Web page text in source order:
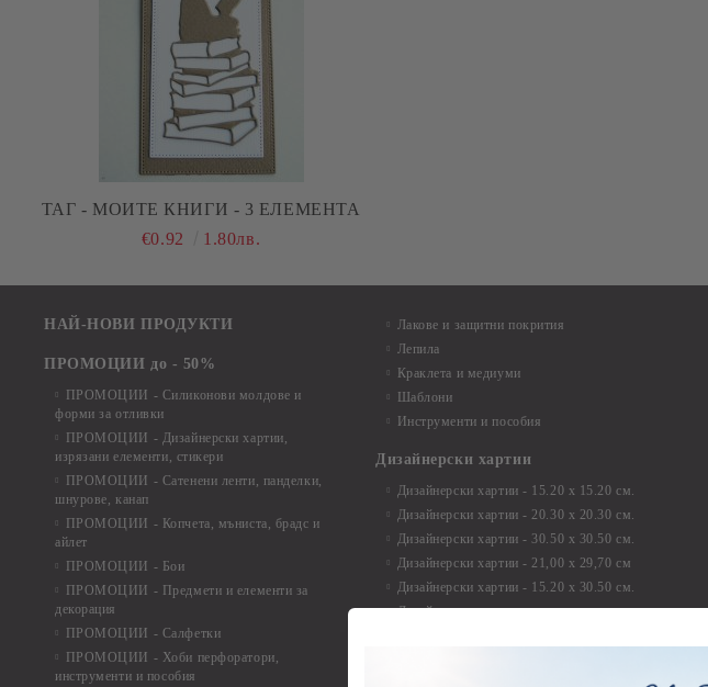
ТАГ - МОИТЕ КНИГИ - 3 ЕЛЕМЕНТА
€0.92
1.80лв.
НАЙ-НОВИ ПРОДУКТИ
ПРОМОЦИИ до - 50%
ПРОМОЦИИ - Силиконови молдове и
форми за отливки
ПРОМОЦИИ - Дизайнерски хартии,
изрязани елементи, стикери
ПРОМОЦИИ - Сатенени ленти, панделки,
шнурове, канап
ПРОМОЦИИ - Копчета, мъниста, брадс и
айлет
ПРОМОЦИИ - Бои
ПРОМОЦИИ - Предмети и елементи за
декорация
ПРОМОЦИИ - Салфетки
ПРОМОЦИИ - Хоби перфоратори,
инструменти и пособия
Лакове и защитни покрития
Лепила
Краклета и медиуми
Шаблони
Инструменти и пособия
Дизайнерски хартии
Дизайнерски хартии - 15.20 х 15.20 см.
Дизайнерски хартии - 20.30 х 20.30 см.
Дизайнерски хартии - 30.50 х 30.50 см.
Дизайнерски хартии - 21,00 х 29,70 см
Дизайнерски хартии - 15.20 x 30.50 см.
Дизайнерски хартии - други